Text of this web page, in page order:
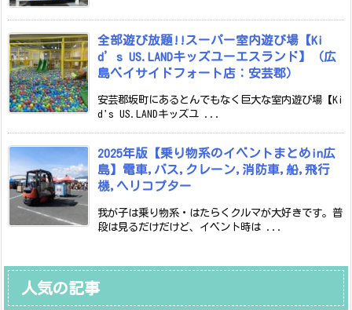
全部遊び放題!!スーパー室内遊び場【Ki
d’s US.LANDキッズユーエスランド】（広
島ベイサイドフォート店：安芸郡）
安芸郡坂町にあるとんでもなく巨大な室内遊び場【Ki
d's US.LANDキッズユ ...
2025年版【乗り物系のイベントまとめin広
島】電車,バス,クレーン,消防車,船,飛行
機,ヘリコプター
我が子は乗り物系・はたらくクルマが大好きです。普
段は見るだけだけど、イベント時は ...
人気の記事